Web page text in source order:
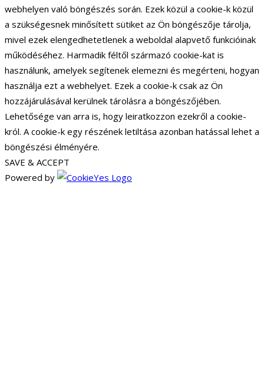
webhelyen való böngészés során. Ezek közül a cookie-k közül
a szükségesnek minősített sütiket az Ön böngészője tárolja,
mivel ezek elengedhetetlenek a weboldal alapvető funkcióinak
működéséhez. Harmadik féltől származó cookie-kat is
használunk, amelyek segítenek elemezni és megérteni, hogyan
használja ezt a webhelyet. Ezek a cookie-k csak az Ön
hozzájárulásával kerülnek tárolásra a böngészőjében.
Lehetősége van arra is, hogy leiratkozzon ezekről a cookie-
król. A cookie-k egy részének letiltása azonban hatással lehet a
böngészési élményére.
SAVE & ACCEPT
Powered by